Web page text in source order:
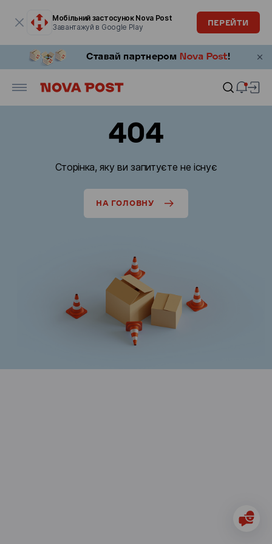
Мобільний застосунок Nova Post
Завантажуй в Google Play
ПЕРЕЙТИ
404
Сторінка, яку ви запитуєте не існує
НА ГОЛОВНУ